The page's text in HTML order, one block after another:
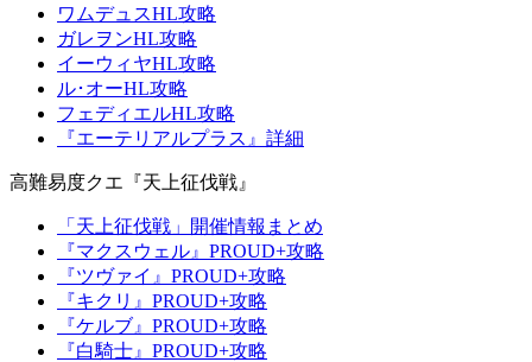
ワムデュスHL攻略
ガレヲンHL攻略
イーウィヤHL攻略
ル･オーHL攻略
フェディエルHL攻略
『エーテリアルプラス』詳細
高難易度クエ『天上征伐戦』
「天上征伐戦」開催情報まとめ
『マクスウェル』PROUD+攻略
『ツヴァイ』PROUD+攻略
『キクリ』PROUD+攻略
『ケルブ』PROUD+攻略
『白騎士』PROUD+攻略